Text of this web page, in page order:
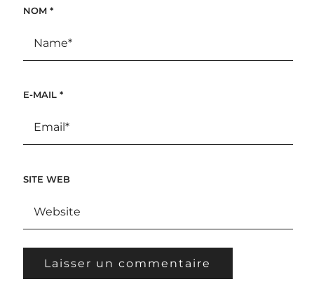
NOM *
E-MAIL *
SITE WEB